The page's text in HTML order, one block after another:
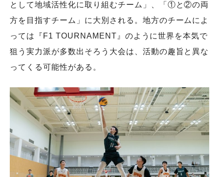
として地域活性化に取り組むチーム」、「①と②の両
方を目指すチーム」に大別される。地方のチームによ
っては『F1 TOURNAMENT』のように世界を本気で
狙う実力派が多数出そろう大会は、活動の趣旨と異な
ってくる可能性がある。